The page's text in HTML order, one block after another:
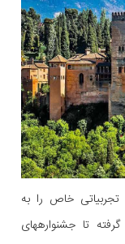
تجربیاتی خاص را به
تا جشنوارههای